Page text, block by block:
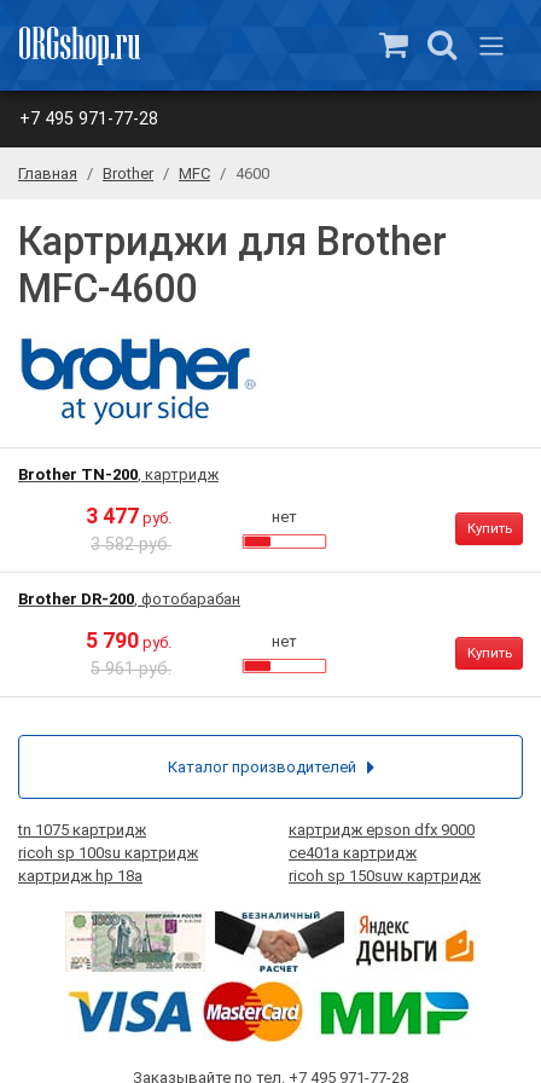
+7 495 971-77-28
Главная Brother MFC 4600
Картриджи для Brother
MFC-4600
Brother TN-200, картридж
3 477 руб.
3 582 руб.
нет
Купить
Brother DR-200, фотобарабан
5 790 руб.
5 961 руб.
нет
Купить
tn 1075 картридж
картридж epson dfx 9000
ricoh sp 100su картридж
ce401a картридж
картридж hp 18a
ricoh sp 150suw картридж
Заказывайте по тел. +7 495 971-77-28